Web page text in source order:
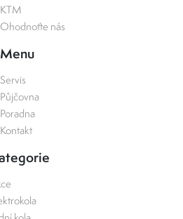
KTM
Ohodnoťte nás
Menu
Servis
Půjčovna
Poradna
Kontakt